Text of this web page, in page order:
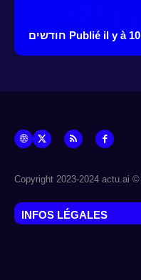
Publié il y à 10 חודשים
© Copyright 2023-2024 actu.ai
INFOS LÉGALES